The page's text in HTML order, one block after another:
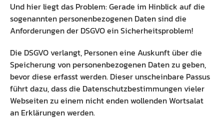
Und hier liegt das Problem: Gerade im Hinblick auf die
sogenannten personenbezogenen Daten sind die
Anforderungen der DSGVO ein Sicherheitsproblem!
Die DSGVO verlangt, Personen eine Auskunft über die
Speicherung von personenbezogenen Daten zu geben,
bevor diese erfasst werden. Dieser unscheinbare Passus
führt dazu, dass die Datenschutzbestimmungen vieler
Webseiten zu einem nicht enden wollenden Wortsalat
an Erklärungen werden.